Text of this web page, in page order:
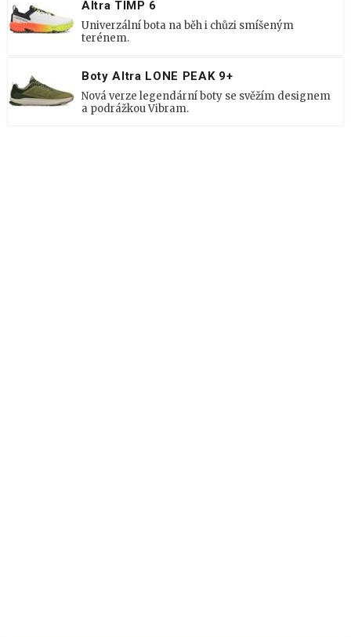
Altra TIMP 6
Univerzální bota na běh i chůzi smíšeným
terénem.
Boty Altra LONE PEAK 9+
Nová verze legendární boty se svěžím designem
a podrážkou Vibram.